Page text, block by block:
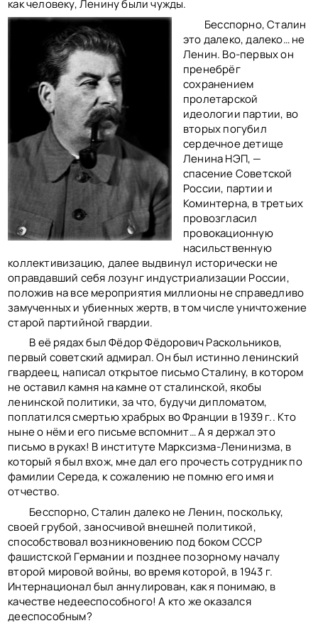
как человеку, Ленину были чужды.
Бесспорно, Сталин
это далеко, далеко… не
Ленин. Во-первых он
пренебрёг
сохранением
пролетарской
идеологии партии, во
вторых погубил
сердечное детище
Ленина НЭП, —
спасение Советской
России, партии и
Коминтерна, в третьих
провозгласил
провокационную
насильственную
коллективизацию, далее выдвинул исторически не
оправдавший себя лозунг индустриализации России,
положив на все мероприятия миллионы не справедливо
замученных и убиенных жертв, в том числе уничтожение
старой партийной гвардии.
В её рядах был Фёдор Фёдорович Раскольников,
первый советский адмирал. Он был истинно ленинский
гвардеец, написал открытое письмо Сталину, в котором
не оставил камня на камне от сталинской, якобы
ленинской политики, за что, будучи дипломатом,
поплатился смертью храбрых во Франции в 1939 г.. Кто
ныне о нём и его письме вспомнит… А я держал это
письмо в руках! В институте Марксизма-Ленинизма, в
который я был вхож, мне дал его прочесть сотрудник по
фамилии Середа, к сожалению не помню его имя и
отчество.
Бесспорно, Сталин далеко не Ленин, поскольку,
своей грубой, заносчивой внешней политикой,
способствовал возникновению под боком СССР
фашистской Германии и позднее позорному началу
второй мировой войны, во время которой, в 1943 г.
Интернационал был аннулирован, как я понимаю, в
качестве недееспособного! А кто же оказался
дееспособным?